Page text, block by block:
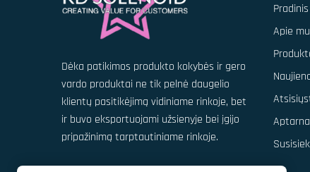
Dėka patikimos produkto kokybės ir gero
vardo produktai ne tik pelnė daugelio
klientų pasitikėjimą vidiniame rinkoje, bet
ir buvo eksportuojami užsienyje bei įgijo
pripažinimą tarptautiniame rinkoje.
Apie